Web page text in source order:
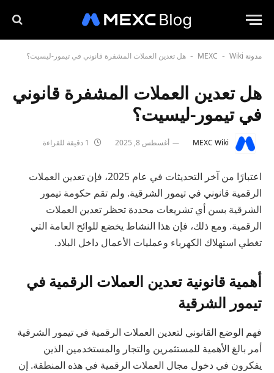
مدونة MEXC - Wiki
- هل تعدين العملات المشفرة قانوني في تيمور-ليسيت؟
هل تعدين العملات المشفرة قانوني
في تيمور-ليسيت؟
MEXC Wiki أغسطس 8, 2025
اعتبارًا من آخر التحديثات في عام 2025، فإن تعدين العملات
الرقمية قانوني في تيمور الشرقية. ولم تقم حكومة تيمور
الشرقية بسن أي تشريعات محددة تحظر تعدين العملات
الرقمية. ومع ذلك، فإن هذا النشاط يخضع للوائح العامة التي
تغطي استهلاك الكهرباء وعمليات الأعمال داخل البلاد.
أهمية قانونية تعدين العملات الرقمية في
تيمور الشرقية
فهم الوضع القانوني لتعدين العملات الرقمية في تيمور الشرقية
أمر بالغ الأهمية للمستثمرين والتجار والمستخدمين الذين
يفكرون في دخول مجال العملات الرقمية في هذه المنطقة. إن